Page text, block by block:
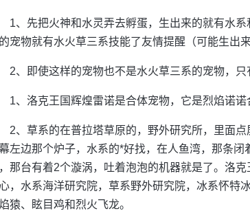
1、先把火神和水灵弄去孵蛋，生出来的就有水
宠物就有水火草三系技能了友情提醒（可能生出
2、即使这样的宠物也不是水火草三系的宠物，
1、洛克王国辉煌雷诺是合体宠物，它是烈焰诺诺
2、草系的在普拉塔草原的，野外研究所，里面
左边那个炉子，水系的*好找，在人鱼湾，那条
，那台有着2个漩涡，吐着泡泡的机器就是了。洛
，水系海洋研究院，草系野外研究院，冰系怀特
猿、眩目鸡和烈火飞龙。